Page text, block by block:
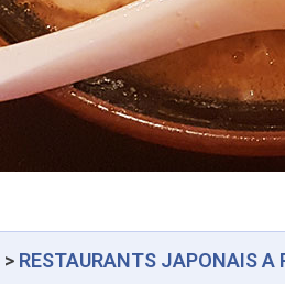
> RESTAURANTS JAPONAIS A